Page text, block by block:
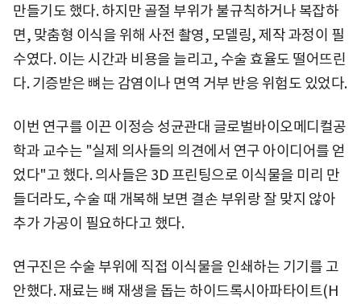
만들기도 했다. 하지만 골절 부위가 불규칙하거나 복잡하
면, 맞춤형 이식을 위해 사전 촬영, 모델링, 제작 과정이 필
수였다. 이는 시간과 비용을 늘리고, 수술 효율도 떨어뜨린
다. 기증받은 뼈는 감염이나 면역 거부 반응 위험도 있었다.
이번 연구를 이끈 이정승 성균관대 글로벌바이오메디컬공
학과 교수는 "실제 의사들의 의견에서 연구 아이디어를 얻
었다"고 했다. 의사들은 3D 프린팅으로 이식물을 미리 만
들더라도, 수술 때 개복해 보면 결손 부위랑 잘 맞지 않아
추가 가공이 필요하다고 했다.
연구진은 수술 부위에 직접 이식물을 인쇄하는 기기를 고
안했다. 재료는 뼈 재생을 돕는 하이드록시아파타이트(H